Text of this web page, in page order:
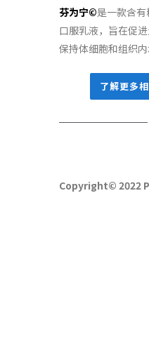
芬为宁©是一款含
口服乳液，旨在促
保持体细胞和组织内
了解更多
Copyright© 2022